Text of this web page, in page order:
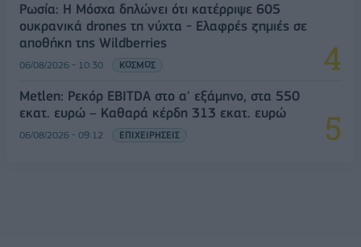
Ρωσία: Η Μόσχα δηλώνει ότι κατέρριψε 605
ουκρανικά drones τη νύχτα - Ελαφρές ζημιές σε
αποθήκη της Wildberries
06/08/2026 - 10:30 ΚΟΣΜΟΣ
Metlen: Ρεκόρ EBITDA στο α' εξάμηνο, στα 550
εκατ. ευρώ – Καθαρά κέρδη 313 εκατ. ευρώ
06/08/2026 - 09:12 ΕΠΙΧΕΙΡΗΣΕΙΣ